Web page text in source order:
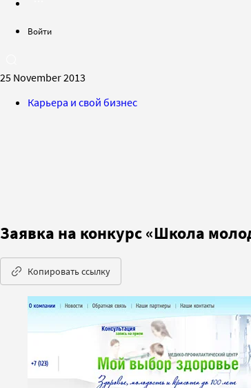
Войти
25 November 2013
Карьера и свой бизнес
Заявка на конкурс «Школа
Копировать ссылку